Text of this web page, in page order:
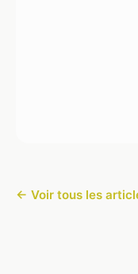
← Voir tous les